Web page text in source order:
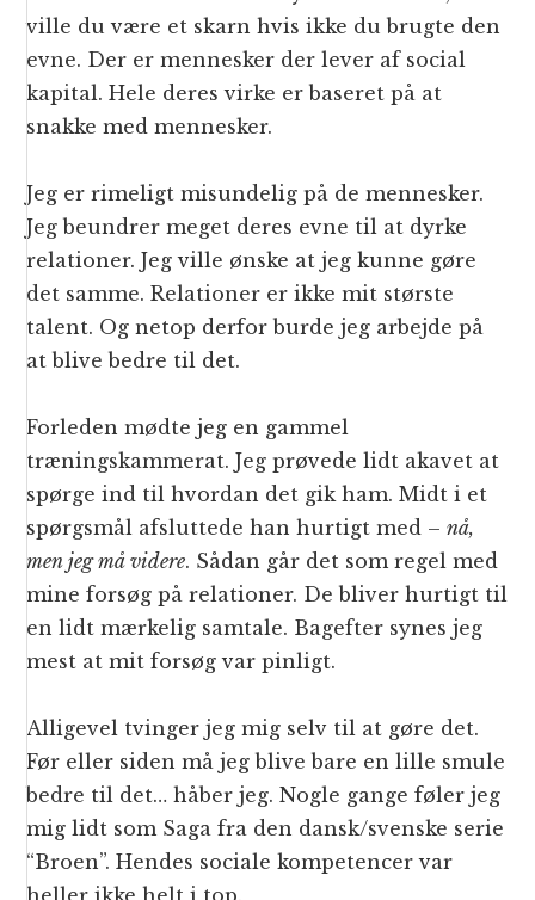
ville du være et skarn hvis ikke du brugte den
evne. Der er mennesker der lever af social
kapital. Hele deres virke er baseret på at
snakke med mennesker.
Jeg er rimeligt misundelig på de mennesker.
Jeg beundrer meget deres evne til at dyrke
relationer. Jeg ville ønske at jeg kunne gøre
det samme. Relationer er ikke mit største
talent. Og netop derfor burde jeg arbejde på
at blive bedre til det.
Forleden mødte jeg en gammel
træningskammerat. Jeg prøvede lidt akavet at
spørge ind til hvordan det gik ham. Midt i et
spørgsmål afsluttede han hurtigt med –nå,
men jeg må videre. Sådan går det som regel med
mine forsøg på relationer. De bliver hurtigt til
en lidt mærkelig samtale. Bagefter synes jeg
mest at mit forsøg var pinligt.
Alligevel tvinger jeg mig selv til at gøre det.
Før eller siden må jeg blive bare en lille smule
bedre til det… håber jeg. Nogle gange føler jeg
mig lidt som Saga fra den dansk/svenske serie
“Broen”. Hendes sociale kompetencer var